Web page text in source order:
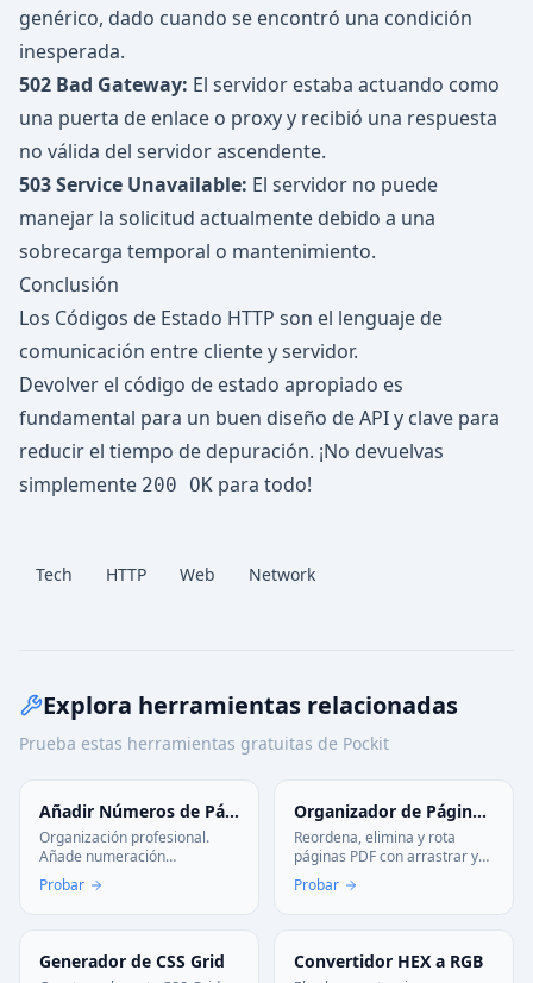
genérico, dado cuando se encontró una condición
inesperada.
502 Bad Gateway: El servidor estaba actuando como
una puerta de enlace o proxy y recibió una respuesta
no válida del servidor ascendente.
503 Service Unavailable: El servidor no puede
manejar la solicitud actualmente debido a una
sobrecarga temporal o mantenimiento.
Conclusión
Los Códigos de Estado HTTP son el lenguaje de
comunicación entre cliente y servidor.
Devolver el código de estado apropiado es
fundamental para un buen diseño de API y clave para
reducir el tiempo de depuración. ¡No devuelvas
simplemente 200 OK para todo!
Tech HTTP Web Network
Explora herramientas relacionadas
Prueba estas herramientas gratuitas de Pockit
Añadir Números de Página
Organización profesional.
Añade numeración
personalizada a tus
documentos PDF en la
impecables.
Probar
Organizador de Páginas PDF
Reordena, elimina y rota
páginas PDF con arrastrar y
soltar. Editor PDF online gratis
para reorganizar documentos
Probar
Generador de CSS Grid Convertidor HEX a RGB